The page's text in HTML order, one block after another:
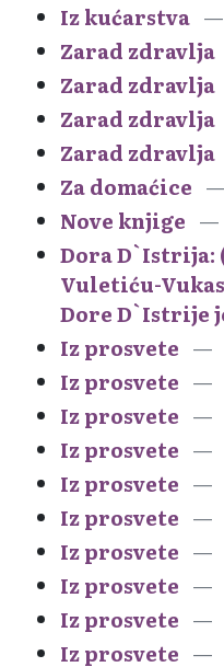
Iz kućarstva
Zarad zdravlja
Zarad zdravlja
Zarad zdravlja
Zarad zdravlja
Za domaćice
Nove knjige
Dora D`Istrija:
Vuletiću-
Dore D`Istrije
Iz prosvete
Iz prosvete
Iz prosvete
Iz prosvete
Iz prosvete
Iz prosvete
Iz prosvete
Iz prosvete
Iz prosvete
Iz prosvete